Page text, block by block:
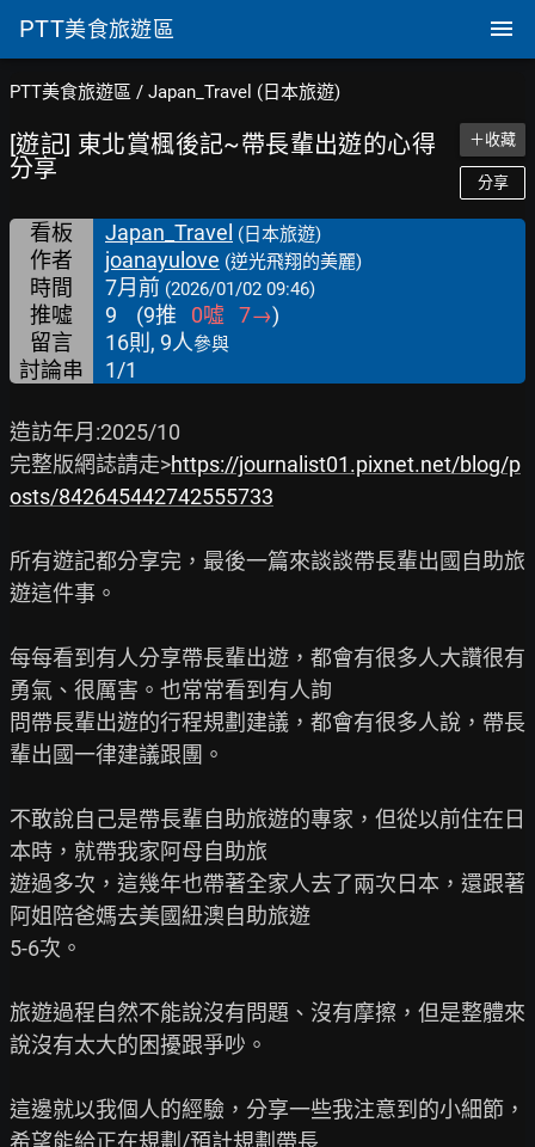
PTT美食旅遊區
PTT美食旅遊區 / Japan_Travel (日本旅遊)
[遊記] 東北賞楓後記~帶長輩出遊的心得
分享
＋收藏
分享
看板 Japan_Travel (日本旅遊)
作者 joanayulove (逆光飛翔的美麗)
時間 7月前 (2026/01/02 09:46)
推噓 9 (9推 0噓 7→)
留言
16則, 9人參與
討論串 1/1
造訪年月:2025/10
完整版網誌請走>https://journalist01.pixnet.net/blog/p
osts/842645442742555733
所有遊記都分享完，最後一篇來談談帶長輩出國自助旅
遊這件事。
每每看到有人分享帶長輩出遊，都會有很多人大讚很有
勇氣、很厲害。也常常看到有人詢
問帶長輩出遊的行程規劃建議，都會有很多人說，帶長
輩出國一律建議跟團。
不敢說自己是帶長輩自助旅遊的專家，但從以前住在日
本時，就帶我家阿母自助旅
遊過多次，這幾年也帶著全家人去了兩次日本，還跟著
阿姐陪爸媽去美國紐澳自助旅遊
5-6次。
旅遊過程自然不能說沒有問題、沒有摩擦，但是整體來
說沒有太大的困擾跟爭吵。
這邊就以我個人的經驗，分享一些我注意到的小細節，
希望能給正在規劃/預計規劃帶長